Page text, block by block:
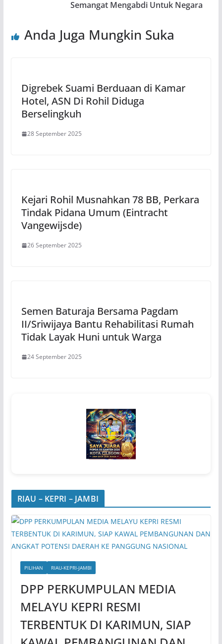
Semangat Mengabdi Untuk Negara
Anda Juga Mungkin Suka
Digrebek Suami Berduaan di Kamar
Hotel, ASN Di Rohil Diduga
Berselingkuh
28 September 2025
Kejari Rohil Musnahkan 78 BB, Perkara
Tindak Pidana Umum (Eintracht
Vangewijsde)
26 September 2025
Semen Baturaja Bersama Pagdam
II/Sriwijaya Bantu Rehabilitasi Rumah
Tidak Layak Huni untuk Warga
24 September 2025
RIAU – KEPRI – JAMBI
PILIHAN RIAU-KEPRI-JAMBI
DPP PERKUMPULAN MEDIA
MELAYU KEPRI RESMI
TERBENTUK DI KARIMUN, SIAP